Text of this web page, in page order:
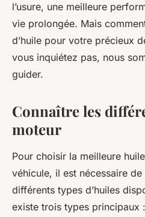
l’usure, une meilleure
vie prolongée. Mais
d’huile pour votre précieux
vous inquiétez pas, nous
guider.
Connaître les
moteur
Pour choisir la meilleure
véhicule, il est nécessaire
différents types d’huiles
existe trois types principaux